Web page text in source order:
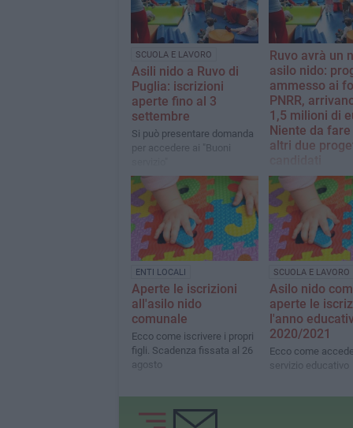
SCUOLA E LAVORO
Asili nido a Ruvo di
Puglia: iscrizioni
aperte fino al 3
settembre
Si può presentare domanda
per accedere ai "Buoni
Ruvo avrà un
asilo nido:
ammesso ai
PNRR,
1,5 milioni di
Niente da
altri due
Non finanziato il
relativo alla scuola
dell’infanzia “C.
ENTI LOCALI
Aperte le iscrizioni
all'asilo nido
comunale
Ecco come iscrivere i propri
figli. Scadenza fissata al 26
agosto
SCUOLA E LAVORO
Asilo nido
aperte le
l'anno
2020/2021
Ecco come
servizio educativo